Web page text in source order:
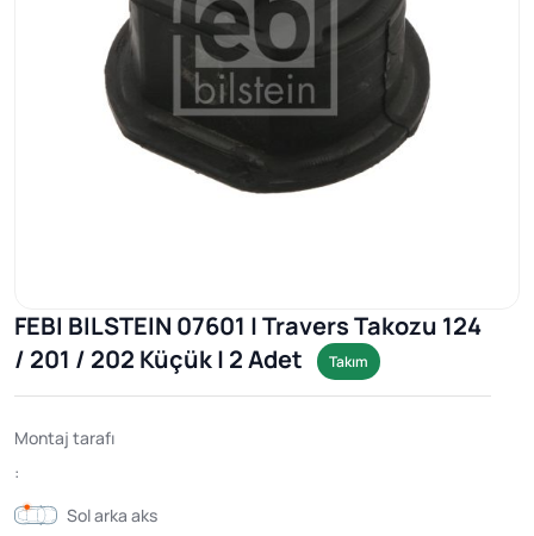
FEBI BILSTEIN 07601 | Travers Takozu 124
/ 201 / 202 Küçük | 2 Adet
Takım
Montaj tarafı
:
Sol arka aks